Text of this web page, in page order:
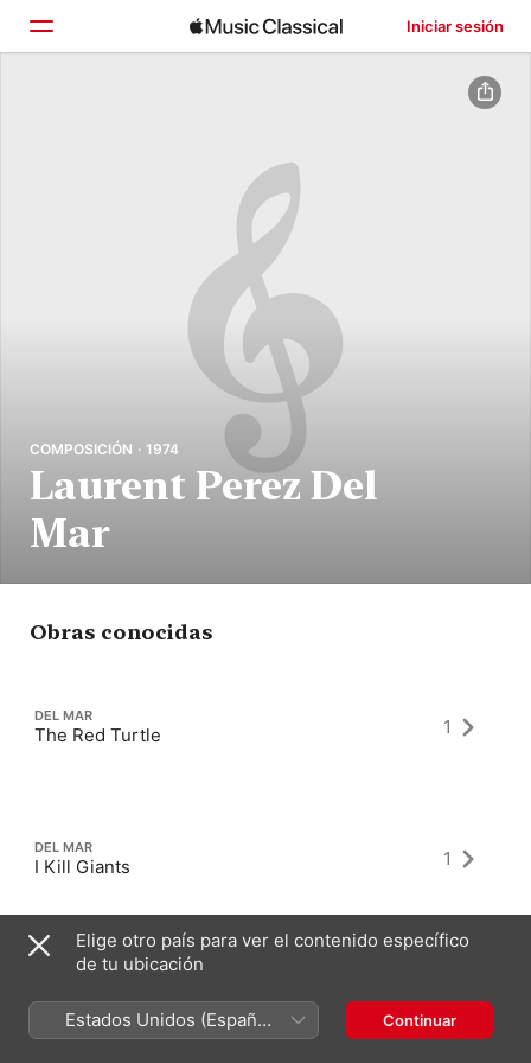
Iniciar sesión
COMPOSICIÓN · 1974
Laurent Perez Del
Mar
Obras conocidas
DEL MAR
The Red Turtle 1
DEL MAR
I Kill Giants 1
My Son
Elige otro país para ver el contenido específico
de tu ubicación
Estados Unidos (Español
México)
Continuar